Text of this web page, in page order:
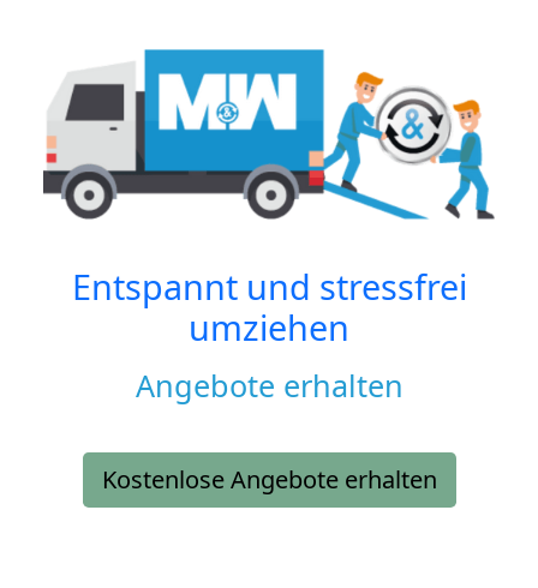
Entspannt und stressfrei
umziehen
Angebote erhalten
Kostenlose Angebote erhalten